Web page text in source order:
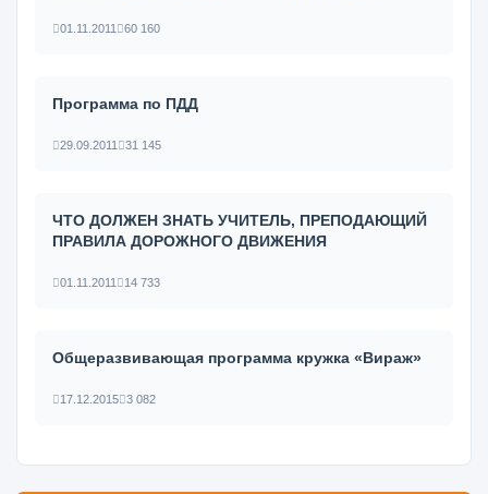
01.11.2011 60 160
Программа по ПДД
29.09.2011 31 145
ЧТО ДОЛЖЕН ЗНАТЬ УЧИТЕЛЬ, ПРЕПОДАЮЩИЙ
ПРАВИЛА ДОРОЖНОГО ДВИЖЕНИЯ
01.11.2011 14 733
Общеразвивающая программа кружка «Вираж»
17.12.2015 3 082